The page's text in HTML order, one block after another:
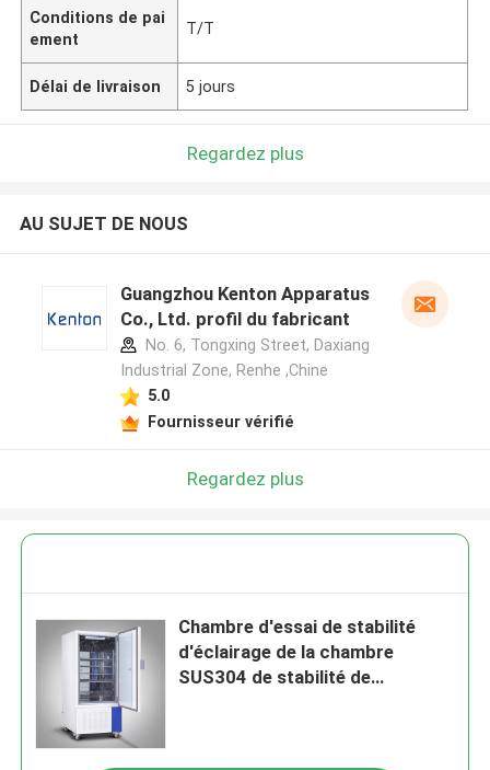
Conditions de pai
ement
T/T
Délai de livraison 5 jours
Regardez plus
AU SUJET DE NOUS
Guangzhou Kenton Apparatus
Co., Ltd. profil du fabricant
No. 6, Tongxing Street, Daxiang
Industrial Zone, Renhe ,Chine
5.0
Fournisseur vérifié
Regardez plus
Chambre d'essai de stabilité
d'éclairage de la chambre
SUS304 de stabilité de